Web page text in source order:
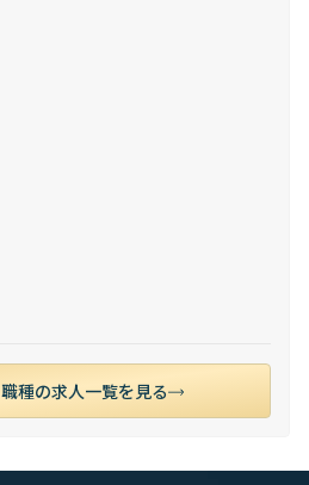
種の求人一覧を見る